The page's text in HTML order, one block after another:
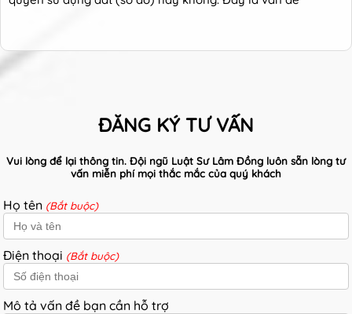
ĐĂNG KÝ TƯ VẤN
Vui lòng để lại thông tin. Đội ngũ Luật Sư Lâm Đồng luôn sẵn lòng tư
vấn miễn phí mọi thắc mắc của quý khách
Họ tên (Bắt buộc)
Điện thoại (Bắt buộc)
Mô tả vấn đề bạn cần hỗ trợ